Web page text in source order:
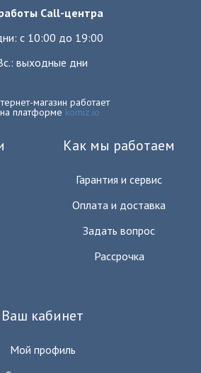
Call-центра
с 10:00 до 19:00
выходные дни
магазин работает
на платформе komiz.io
Как мы работаем
Гарантия и сервис
Оплата и доставка
Задать вопрос
Рассрочка
Ваш кабинет
Мой профиль